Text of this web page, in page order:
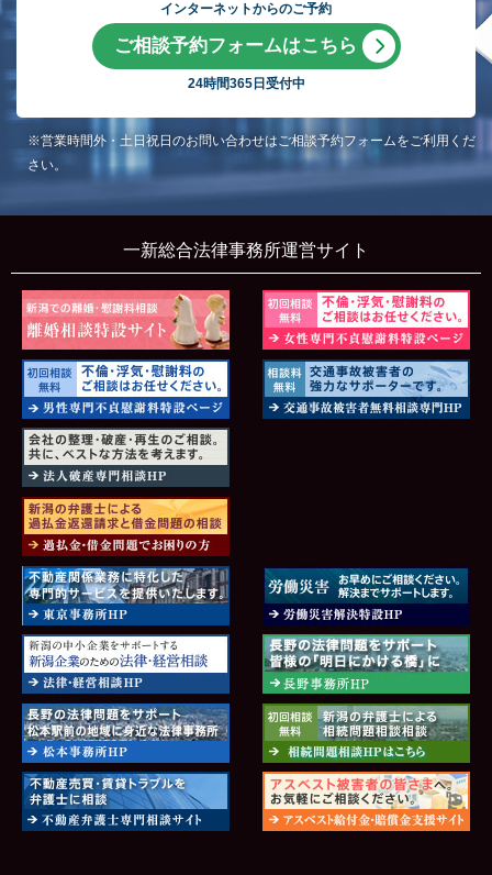
インターネットからのご予約
ご相談予約フォームはこちら
24時間365日受付中
※営業時間外・土日祝日のお問い合わせはご相談予約フォームをご利用くだ
さい。
一新総合法律事務所運営サイト